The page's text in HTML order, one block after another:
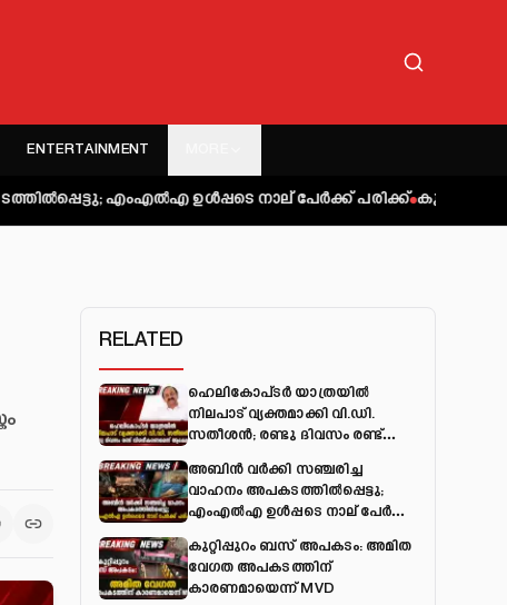
ENTERTAINMENT
എംഎല്‍എ ഉള്‍പ്പടെ നാല് പേര്‍ക്ക് പരിക്ക് കുറ്റിപ്പുറം ബസ്
RELATED
ഹെലികോപ്ടർ യാത്രയിൽ
നിലപാട് വ്യക്തമാക്കി വി.ഡി.
സതീശൻ; രണ്ടു ദിവസം രണ്ട്
അബിന്‍ വര്‍ക്കി സഞ്ചരിച്ച
വാഹനം അപകടത്തില്‍പ്പെട്ടു;
എംഎല്‍എ ഉള്‍പ്പടെ നാല് പേര്‍ക്ക്
കുറ്റിപ്പുറം ബസ് അപകടം: അമിത
വേഗത അപകടത്തിന്
കാരണമായെന്ന് MVD